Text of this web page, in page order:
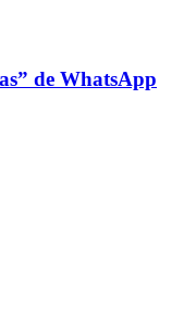
de WhatsApp